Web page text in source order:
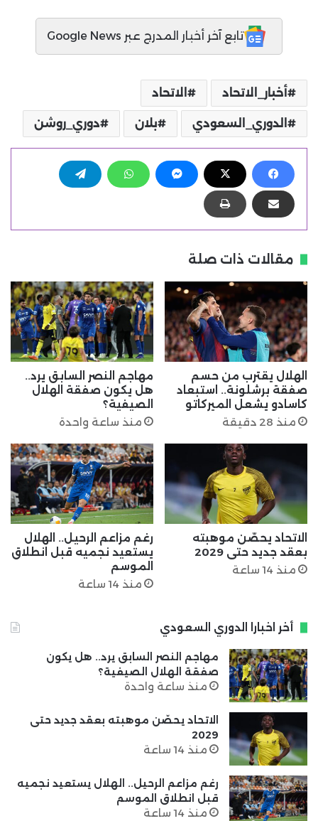
تابع آخر أخبار المدرج عبر Google News
أخبار_الاتحاد الاتحاد
الدوري_السعودي بلان دوري_روشن
مقالات ذات صلة
الهلال يقترب من حسم
صفقة برشلونة.. استبعاد
كاسادو يشعل الميركاتو
منذ 28 دقيقة
مهاجم النصر السابق يرد..
هل يكون صفقة الهلال
الصيفية؟
منذ ساعة واحدة
الاتحاد يحصّن موهبته
بعقد جديد حتى 2029
منذ 14 ساعة
رغم مزاعم الرحيل.. الهلال
يستعيد نجميه قبل انطلاق
الموسم
منذ 14 ساعة
أخر اخبارا الدوري السعودي
مهاجم النصر السابق يرد.. هل يكون
صفقة الهلال الصيفية؟
منذ ساعة واحدة
الاتحاد يحصّن موهبته بعقد جديد حتى
2029
منذ 14 ساعة
رغم مزاعم الرحيل.. الهلال يستعيد نجميه
قبل انطلاق الموسم
منذ 14 ساعة